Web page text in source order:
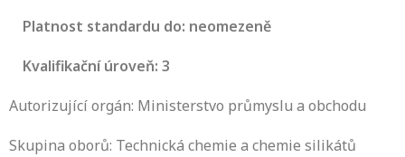
Platnost standardu do: neomezeně
Kvalifikační úroveň: 3
Autorizující orgán: Ministerstvo průmyslu a obchodu
Skupina oborů: Technická chemie a chemie silikátů